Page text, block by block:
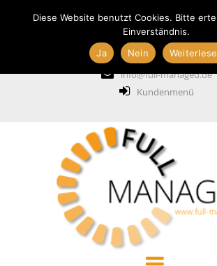
+49 211 6887837
info@full-managed.de
Kundenmenü
Diese Website benutzt Cookies. Bitte
Einverständnis.
Ja
Nein